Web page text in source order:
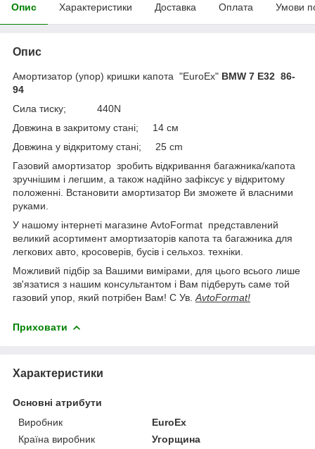
Опис Характеристики Доставка Оплата Умови
Опис
Амортизатор (упор) кришки капота "EuroEx" BMW 7 E32 86-
94
Сила тиску; 440N
Довжина в закритому стані; 14 см
Довжина у відкритому стані; 25 cm
Газовий амортизатор зробить відкривання багажника/капота
зручнішим і легшим, а також надійно зафіксує у відкритому
положенні. Встановити амортизатор Ви зможете й власними
руками.
У нашому інтернеті магазине AvtoFormat представлений
великий асортимент амортизаторів капота та багажника для
легкових авто, кросоверів, бусів і сельхоз. техніки.
Можливий підбір за Вашими вимірами, для цього всього лише
зв'язатися з нашим консультантом і Вам підберуть саме той
газовий упор, який потрібен Вам! С Ув. AvtoFormat!
Приховати
Характеристики
Основні атрибути
Виробник
EuroEx
Країна виробник
Угорщина